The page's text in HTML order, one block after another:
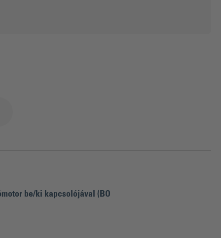
be/ki kapcsolójával (BO